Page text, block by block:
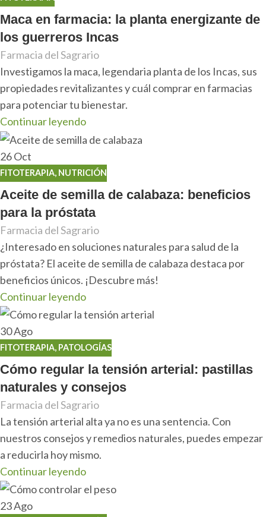
Maca en farmacia: la planta energizante de
los guerreros Incas
Farmacia del Sagrario
Investigamos la maca, legendaria planta de los Incas, sus
propiedades revitalizantes y cuál comprar en farmacias
para potenciar tu bienestar.
Continuar leyendo
26Oct
FITOTERAPIA, NUTRICIÓN
Aceite de semilla de calabaza: beneficios
para la próstata
Farmacia del Sagrario
¿Interesado en soluciones naturales para salud de la
próstata? El aceite de semilla de calabaza destaca por
beneficios únicos. ¡Descubre más!
Continuar leyendo
30Ago
FITOTERAPIA, PATOLOGÍAS
Cómo regular la tensión arterial: pastillas
naturales y consejos
Farmacia del Sagrario
La tensión arterial alta ya no es una sentencia. Con
nuestros consejos y remedios naturales, puedes empezar
a reducirla hoy mismo.
Continuar leyendo
23Ago